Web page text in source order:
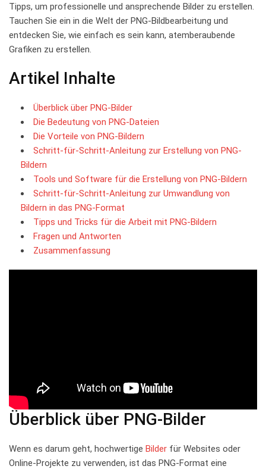
Tipps, um professionelle und ansprechende Bilder​ zu ⁣erstellen.
Tauchen ⁤Sie ein⁣ in die Welt der PNG-Bildbearbeitung und
entdecken ​Sie, ⁤wie einfach ⁤es ‌sein kann, atemberaubende​
Grafiken zu erstellen.
Artikel‌ Inhalte
Überblick⁣ über PNG-Bilder
Die ⁣Bedeutung von PNG-Dateien
Die ⁤Vorteile von PNG-Bildern
Schritt-für-Schritt-Anleitung ​zur ⁣Erstellung von PNG-
Bildern
Tools und Software⁢ für die Erstellung von ​PNG-Bildern
Schritt-für-Schritt-Anleitung zur⁢ Umwandlung ⁤von
Bildern ⁢in ‌das PNG-Format
Tipps ‌und Tricks für die Arbeit mit PNG-Bildern
Fragen und Antworten
Zusammenfassung
Überblick‍ über PNG-Bilder
Wenn es‍ darum ‌geht, hochwertige Bilder für Websites​ oder
Online-Projekte zu ‌verwenden, ist das​ PNG-Format‌ eine